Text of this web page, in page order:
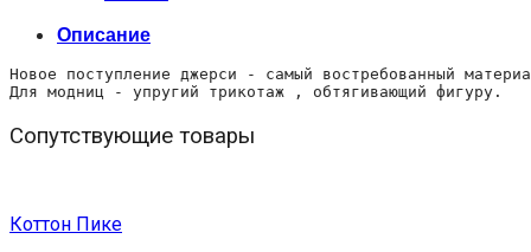
Описание
Новое поступление джерси - самый востребованный
Для модниц - упругий трикотаж , обтягивающий фигуру.
Сопутствующие товары
Коттон Пике